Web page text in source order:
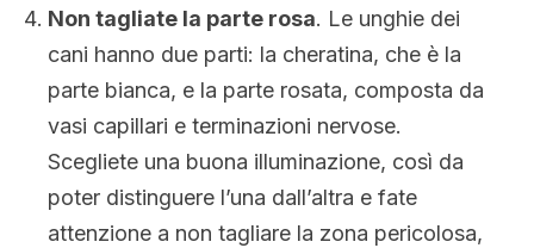
Non tagliate la parte rosa. Le unghie dei
cani hanno due parti: la cheratina, che è la
parte bianca, e la parte rosata, composta da
vasi capillari e terminazioni nervose.
Scegliete una buona illuminazione, così da
poter distinguere l’una dall’altra e fate
attenzione a non tagliare la zona pericolosa,